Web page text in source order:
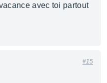
avec toi partout
#15